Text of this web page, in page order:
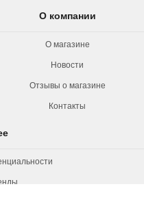
О компании
О магазине
Новости
Отзывы о магазине
Контакты